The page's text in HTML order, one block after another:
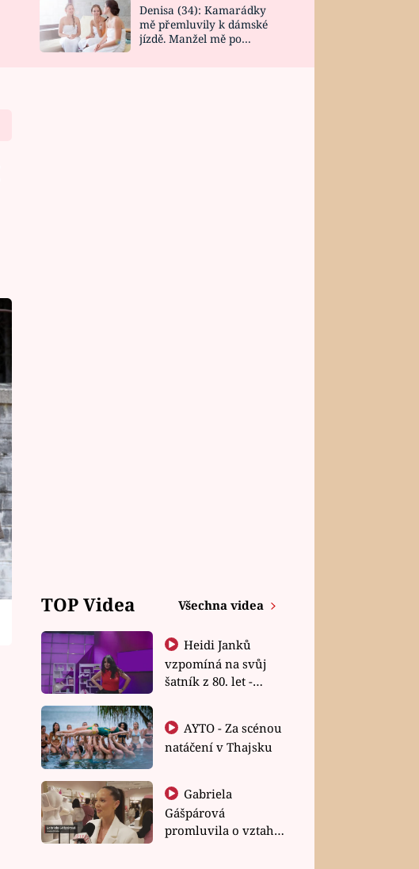
DESIGN
Denisa (34): Kamarádky
mě přemluvily k dámské
jízdě. Manžel mě po
TOP Videa Všechna videa
Heidi Janků
vzpomíná na svůj
šatník z 80. let -
natáčení v Thajsku
Gabriela
Gášpárová
promluvila o vztahu